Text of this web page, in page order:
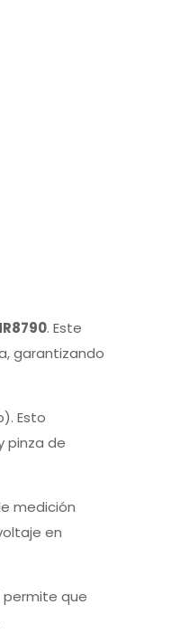
. Este
garantizando
Esto
pinza de
medición
en
permite que